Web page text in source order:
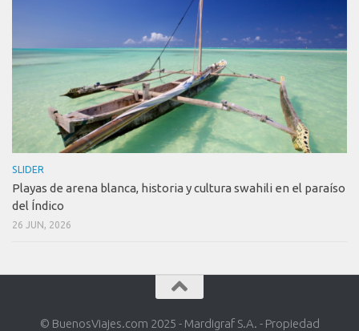
SLIDER
Playas de arena blanca, historia y cultura swahili en el paraíso
del Índico
26 JUN, 2026
© BuenosViajes.com 2025 - Mardigraf S.A. - Propiedad